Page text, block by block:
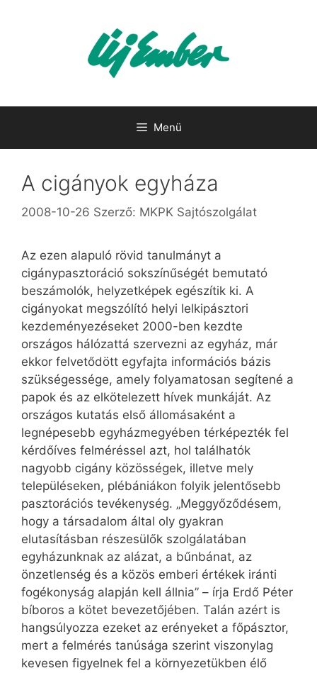
Menü
A cigányok egyháza
2008-10-26 Szerző: MKPK Sajtószolgálat
Az ezen alapuló rövid tanulmányt a
cigánypasztoráció sokszínűségét bemutató
beszámolók, helyzetképek egészítik ki. A
cigányokat megszólító helyi lelkipásztori
kezdeményezéseket 2000-ben kezdte
országos hálózattá szervezni az egyház, már
ekkor felvetődött egyfajta információs bázis
szükségessége, amely folyamatosan segítené a
papok és az elkötelezett hívek munkáját. Az
országos kutatás első állomásaként a
legnépesebb egyházmegyében térképezték fel
kérdőíves felméréssel azt, hol találhatók
nagyobb cigány közösségek, illetve mely
településeken, plébániákon folyik jelentősebb
pasztorációs tevékenység. „Meggyőződésem,
hogy a társadalom által oly gyakran
elutasításban részesülők szolgálatában
egyházunknak az alázat, a bűnbánat, az
önzetlenség és a közös emberi értékek iránti
fogékonyság alapján kell állnia” – írja Erdő Péter
bíboros a kötet bevezetőjében. Talán azért is
hangsúlyozza ezeket az erényeket a főpásztor,
mert a felmérés tanúsága szerint viszonylag
kevesen figyelnek fel a környezetükben élő